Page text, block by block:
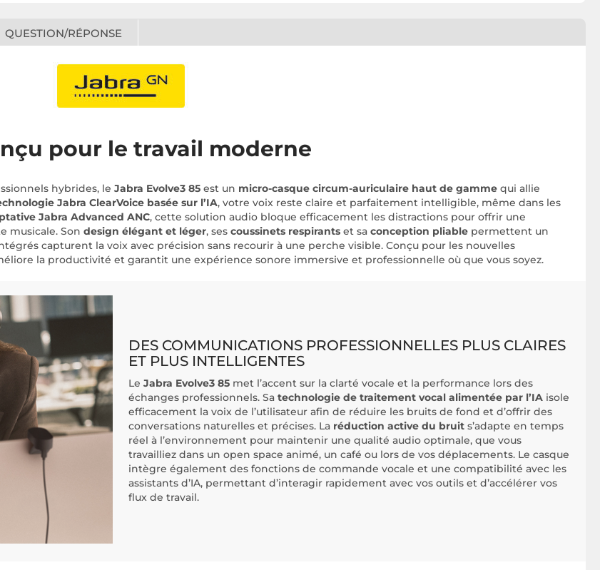
QUESTION/RÉPONSE
pour le travail moderne
hybrides, le Jabra Evolve3 85 est un micro-casque circum-auriculaire haut de gamme qui allie
Jabra ClearVoice basée sur l’IA, votre voix reste claire et parfaitement intelligible, même dans les
Jabra Advanced ANC, cette solution audio bloque efficacement les distractions pour offrir une
musicale. Son design élégant et léger, ses coussinets respirants et sa conception pliable permettent un
capturent la voix avec précision sans recourir à une perche visible. Conçu pour les nouvelles
la productivité et garantit une expérience sonore immersive et professionnelle où que vous soyez.
DES COMMUNICATIONS PROFESSIONNELLES PLUS CLAIRES
ET PLUS INTELLIGENTES
Le Jabra Evolve3 85 met l’accent sur la clarté vocale et la performance lors des
échanges professionnels. Sa technologie de traitement vocal alimentée par l’IA isole
efficacement la voix de l’utilisateur afin de réduire les bruits de fond et d’offrir des
conversations naturelles et précises. La réduction active du bruit s’adapte en temps
réel à l’environnement pour maintenir une qualité audio optimale, que vous
travailliez dans un open space animé, un café ou lors de vos déplacements. Le casque
intègre également des fonctions de commande vocale et une compatibilité avec les
assistants d’IA, permettant d’interagir rapidement avec vos outils et d’accélérer vos
flux de travail.